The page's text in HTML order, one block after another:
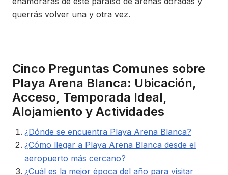
querrás volver una y otra vez.
Cinco Preguntas Comunes sobre
Playa Arena Blanca: Ubicación,
Acceso, Temporada Ideal,
Alojamiento y Actividades
¿Dónde se encuentra Playa Arena Blanca?
¿Cómo llegar a Playa Arena Blanca desde el
aeropuerto más cercano?
¿Cuál es la mejor época del año para visitar